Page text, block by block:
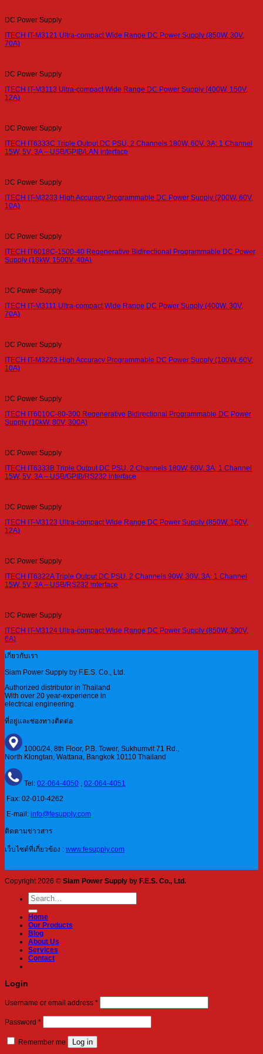
DC Power Supply
ITECH IT-M3121 Ultra-compact Wide Range DC Power Supply (850W, 30V,
70A)
DC Power Supply
ITECH IT-M3113 Ultra-compact Wide Range DC Power Supply (400W, 150V,
12A)
DC Power Supply
ITECH IT6333C Triple Output DC PSU, 2 Channels 180W, 60V, 3A; 1 Channel
15W, 5V, 3A – USB/GPIB/LAN interface
DC Power Supply
ITECH IT-M3233 High Accuracy Programmable DC Power Supply (200W, 60V,
10A)
DC Power Supply
ITECH IT6018C-1500-40 Regenerative Bidirectional Programmable DC Power
Supply (18kW, 1500V, 40A)
DC Power Supply
ITECH IT-M3111 Ultra-compact Wide Range DC Power Supply (400W, 30V,
70A)
DC Power Supply
ITECH IT-M3223 High Accuracy Programmable DC Power Supply (100W, 60V,
10A)
DC Power Supply
ITECH IT6010C-80-300 Regenerative Bidirectional Programmable DC Power
Supply (10kW, 80V, 300A)
DC Power Supply
ITECH IT6333B Triple Output DC PSU, 2 Channels 180W, 60V, 3A; 1 Channel
15W, 5V, 3A – USB/GPIB/RS232 interface
DC Power Supply
ITECH IT-M3123 Ultra-compact Wide Range DC Power Supply (850W, 150V,
12A)
DC Power Supply
ITECH IT6322A Triple Output DC PSU, 2 Channels 90W, 30V, 3A; 1 Channel
15W, 5V, 3A – USB/RS232 interface
DC Power Supply
ITECH IT-M3124 Ultra-compact Wide Range DC Power Supply (850W, 300V,
6A)
เกี่ยวกับเรา
Siam Power Supply by F.E.S. Co., Ltd.
Authorized distributor in Thailand
With over 20 year-experience in
electrical engineering.
ที่อยู่และช่องทางติดต่อ
1000/24, 8th Floor, P.B. Tower, Sukhumvit 71 Rd.,
North Klongtan, Wattana, Bangkok 10110 Thailand
Tel: 02-064-4050 , 02-064-4051
Fax: 02-010-4262
E-mail: info@fesupply.com
ติดตามข่าวสาร
เว็บไซต์ที่เกี่ยวข้อง : www.fesupply.com
Copyright 2026 © Siam Power Supply by F.E.S. Co., Ltd.
Search
for:
Home
Our Products
Blog
About Us
Services
Contact
Login
Username or email address *Required
Password *Required
Remember me Log in